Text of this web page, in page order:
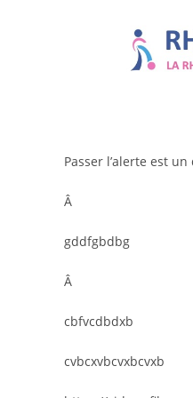
Passer l’alerte est
Â
gddfgbdbg
Â
cbfvcdbdxb
cvbcxvbcvxbcvxb